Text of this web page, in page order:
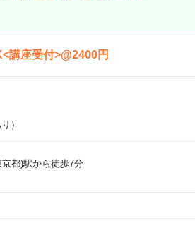
講座受付>@2400円
）
京都)駅から徒歩7分